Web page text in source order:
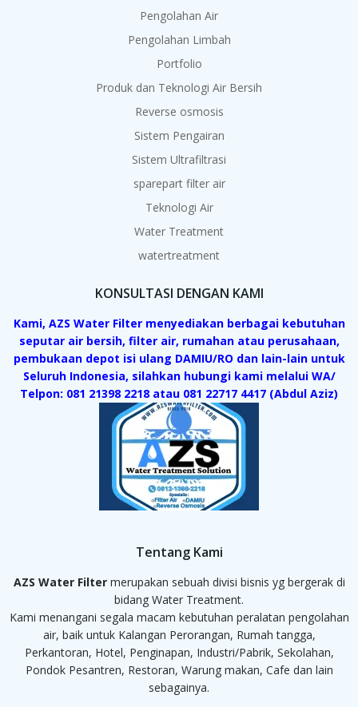
Pengolahan Air
Pengolahan Limbah
Portfolio
Produk dan Teknologi Air Bersih
Reverse osmosis
Sistem Pengairan
Sistem Ultrafiltrasi
sparepart filter air
Teknologi Air
Water Treatment
watertreatment
KONSULTASI DENGAN KAMI
Kami, AZS Water Filter menyediakan berbagai kebutuhan
seputar air bersih, filter air, rumahan atau perusahaan,
pembukaan depot isi ulang DAMIU/RO dan lain-lain untuk
Seluruh Indonesia, silahkan hubungi kami melalui WA/
Telpon: 081 21398 2218 atau 081 22717 4417 (Abdul Aziz)
Tentang Kami
AZS Water Filtermerupakan sebuah divisi bisnis yg bergerak di
bidang Water Treatment.
Kami menangani segala macam kebutuhan peralatan pengolahan
air, baik untuk Kalangan Perorangan, Rumah tangga,
Perkantoran, Hotel, Penginapan, Industri/Pabrik, Sekolahan,
Pondok Pesantren, Restoran, Warung makan, Cafe dan lain
sebagainya.